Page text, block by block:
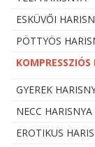
ESKÜVŐI
PÖTTYÖS
GYEREK
NECC HARISNYA
EROTIKUS